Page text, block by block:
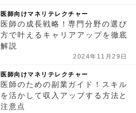
医師向けマネリテレクチャー
医師の成長戦略！専門分野の選び
方で叶えるキャリアアップを徹底
解説
2024年11月29日
医師向けマネリテレクチャー
医師のための副業ガイド！スキル
を活かして収入アップする方法と
注意点